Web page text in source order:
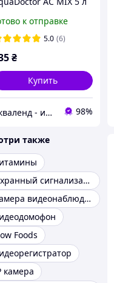
в бассейне
к отправке
5.0 (6)
₴
Купить
Акваленд - интернет магазин 98%
также
Охранный сигнализация
Камера видеонаблюденя
Foods
камера